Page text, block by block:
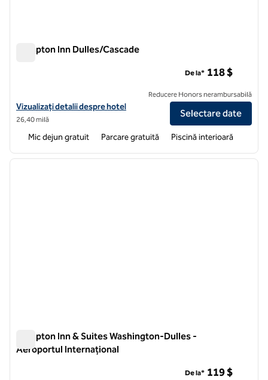
Hampton Inn Dulles/Cascade
Vizualizați detaliile hotelului Hampton Inn Dulles/Cascades
Vizualizați detalii despre hotel
26,40 milă
De la* 118 $
Reducere Honors nerambursabilă
Selectare date
Mic dejun gratuit Parcare gratuită Piscină interioară
1 din 12
Hampton Inn & Suites Washington-Dulles -
Aeroportul Internațional
De la* 119 $